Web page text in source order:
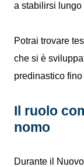
a stabilirsi
Potrai trovare
che si è
predinastico
Il ruolo
nomo
Durante il